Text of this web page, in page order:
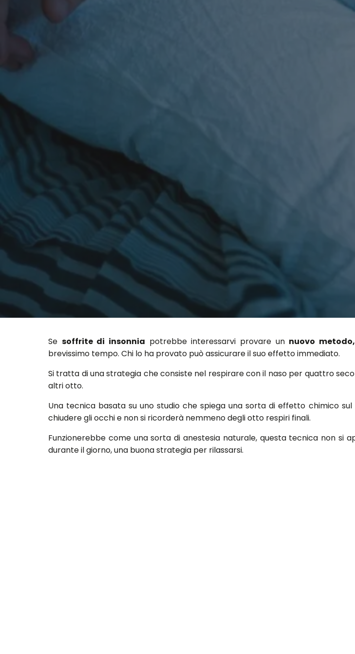
Se soffrite di insonnia potrebbe interessarvi provare un nuovo
brevissimo tempo. Chi lo ha provato può assicurare il suo effetto immediato.
Si tratta di una strategia che consiste nel respirare con il naso per quattro
altri otto.
Una tecnica basata su uno studio che spiega una sorta di effetto chimico
chiudere gli occhi e non si ricorderà nemmeno degli otto respiri finali.
Funzionerebbe come una sorta di anestesia naturale, questa tecnica non si
durante il giorno, una buona strategia per rilassarsi.